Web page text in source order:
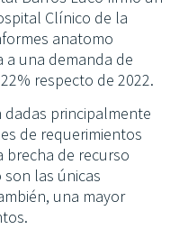
Clínico de la
anatomo
a una demanda de
respecto de 2022.
principalmente
de requerimientos
brecha de recurso
son las únicas
una mayor